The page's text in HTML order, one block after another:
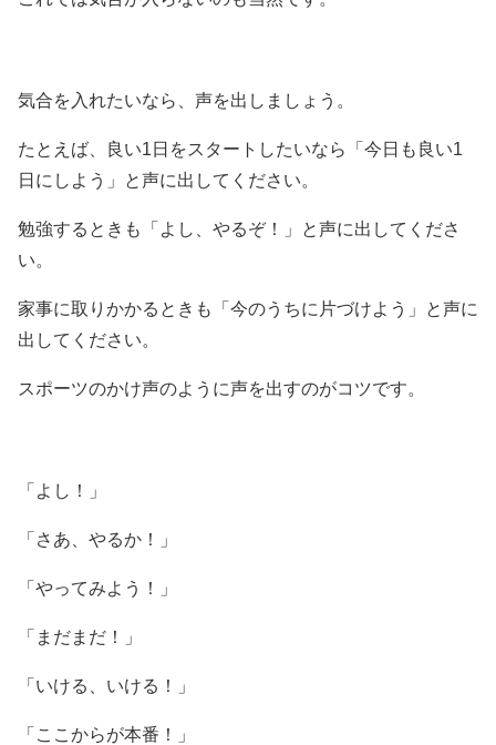
気合を入れたいなら、声を出しましょう。
たとえば、良い1日をスタートしたいなら「今日も良い1
日にしよう」と声に出してください。
勉強するときも「よし、やるぞ！」と声に出してくださ
い。
家事に取りかかるときも「今のうちに片づけよう」と声に
出してください。
スポーツのかけ声のように声を出すのがコツです。
「よし！」
「さあ、やるか！」
「やってみよう！」
「まだまだ！」
「いける、いける！」
「ここからが本番！」